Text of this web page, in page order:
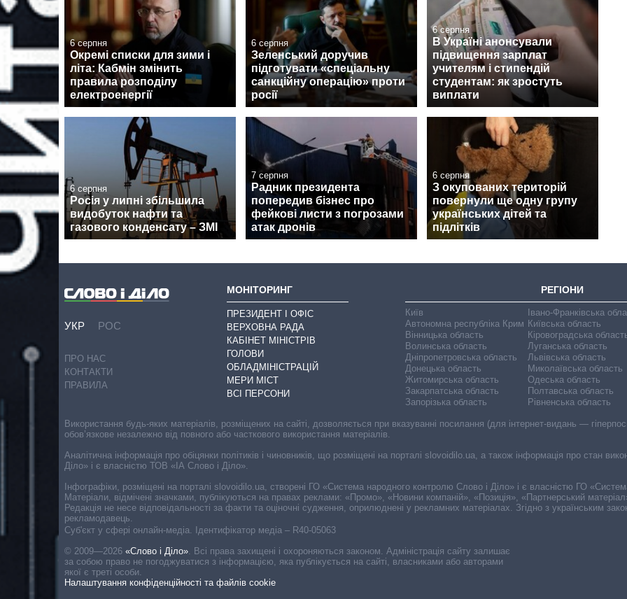
6 серпня
Окремі списки для зими і
літа: Кабмін змінить
правила розподілу
електроенергії
6 серпня
Зеленський доручив
підготувати «спеціальну
санкційну операцію» проти
росії
6 серпня
В Україні анонсували
підвищення зарплат
учителям і стипендій
студентам: як зростуть
виплати
6 серпня
Росія у липні збільшила
видобуток нафти та
газового конденсату – ЗМІ
7 серпня
Радник президента
попередив бізнес про
фейкові листи з погрозами
атак дронів
6 серпня
З окупованих територій
повернули ще одну групу
українських дітей та
підлітків
УКР РОС
ПРО НАС
КОНТАКТИ
ПРАВИЛА
МОНІТОРИНГ
ПРЕЗИДЕНТ І ОФІС
ВЕРХОВНА РАДА
КАБІНЕТ МІНІСТРІВ
ГОЛОВИ
ОБЛАДМІНІСТРАЦІЙ
МЕРИ МІСТ
ВСІ ПЕРСОНИ
РЕГІОНИ
Київ
Автономна республіка Крим
Вінницька область
Волинська область
Дніпропетровська область
Донецька область
Житомирська область
Закарпатська область
Запорізька область
Івано-Франківська
Київська область
Кіровоградська
Луганська область
Львівська область
Миколаївська область
Одеська область
Полтавська область
Рівненська область
Cуб'єкт у сфері онлайн-медіа. Ідентифікатор медіа – R40-05063
© 2009—2026 «Слово і Діло»
Всі права захищені і охороняються законом. Адміністрація сайту залишає
за собою право не погоджуватися з інформацією, яка публікується на сайті, власниками або авторами
якої є треті особи.
Налаштування конфіденційності та файлів cookie
Використання будь-яких матеріалів, розміщених на сайті, дозволяється при вказуванні посилання (для інтернет-видань —
обов’язкове незалежно від повного або часткового використання матеріалів.
Аналітична інформація про обіцянки політиків і чиновників, що розміщені на порталі slovoidilo.ua, а також інформація про стан
Діло» і є власністю ТОВ «ІА Слово і Діло».
Інфографіки, розміщені на порталі slovoidilo.ua, створені ГО «Система народного контролю Слово і Діло» і є власністю ГО
Матеріали, відмічені значками, публікуються на правах реклами: «Промо», «Новини компаній», «Позиція», «Партнерський
Редакція не несе відповідальності за факти та оціночні судження, оприлюднені у рекламних матеріалах. Згідно з українським
рекламодавець.